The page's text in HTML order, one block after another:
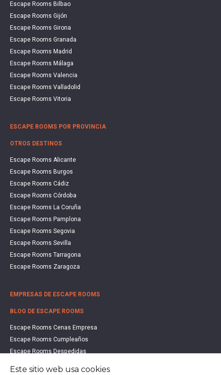
Escape Rooms Bilbao
Escape Rooms Gijón
Escape Rooms Girona
Escape Rooms Granada
Escape Rooms Madrid
Escape Rooms Málaga
Escape Rooms Valencia
Escape Rooms Valladolid
Escape Rooms Vitoria
ESCAPE ROOMS POR PROVINCIA
OTROS DESTINOS
Escape Rooms Alicante
Escape Rooms Burgos
Escape Rooms Cádiz
Escape Rooms Córdoba
Escape Rooms La Coruña
Escape Rooms Pamplona
Escape Rooms Segovia
Escape Rooms Sevilla
Escape Rooms Tarragona
Escape Rooms Zaragoza
EMPRESAS DE ESCAPE ROOMS
BLOG DE ESCAPE ROOMS
Escape Rooms Cenas Empresa
Escape Rooms Cumpleaños
Escape Rooms Despedidas
Este sitio web usa cookies